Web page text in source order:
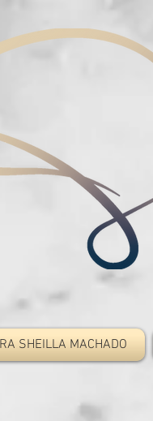
SHEILLA MACHADO